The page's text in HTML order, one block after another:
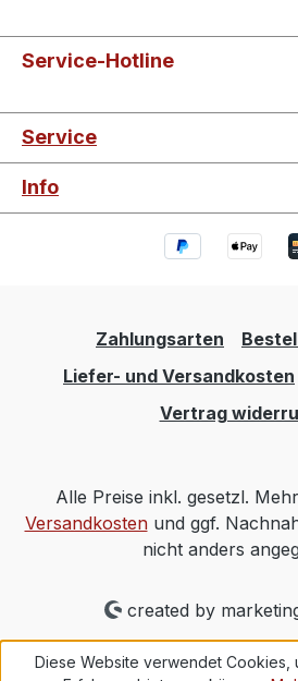
Service-Hotline
Service
Info
Zahlungsarten
Liefer- und Versandkosten
Vertrag
Alle Preise inkl. gesetzl.
Versandkostenund ggf.
nicht anders
created by
Diese Website verwendet Cookies,